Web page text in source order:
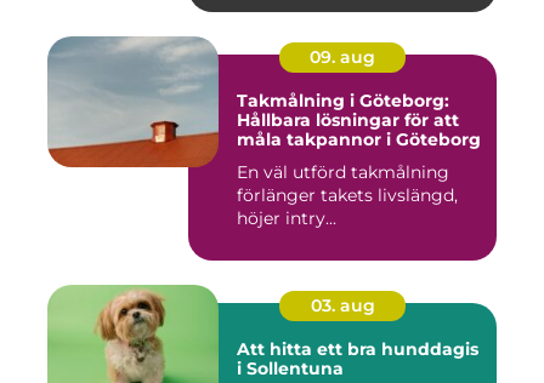
09. aug
Takmålning i Göteborg:
Hållbara lösningar för att
måla takpannor i Göteborg
En väl utförd takmålning
förlänger takets livslängd,
höjer intry...
03. aug
Att hitta ett bra hunddagis
i Sollentuna